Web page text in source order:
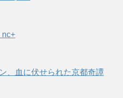
nc+
、血に伏せられた京都奇譚